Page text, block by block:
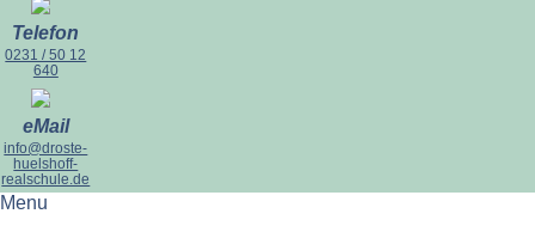
Telefon
0231 / 50 12
640
eMail
info@droste-
huelshoff-
realschule.de
Menu